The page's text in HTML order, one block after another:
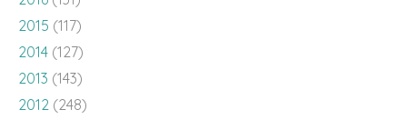
2015 (117)
2014 (127)
2013 (143)
2012 (248)